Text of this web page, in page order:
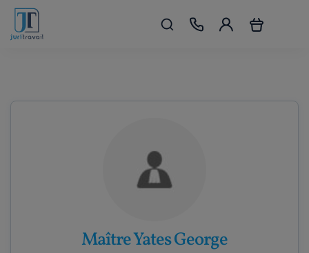
Maître Yates George